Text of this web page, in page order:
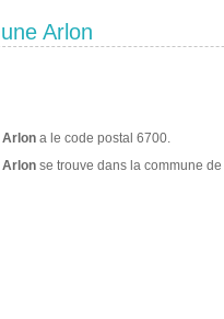
Arlon
Arlon a le code postal 6700.
Arlon se trouve dans la commune de